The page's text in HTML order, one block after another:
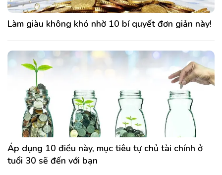
Làm giàu không khó nhờ 10 bí quyết đơn giản này!
Áp dụng 10 điều này, mục tiêu tự chủ tài chính ở
tuổi 30 sẽ đến với bạn